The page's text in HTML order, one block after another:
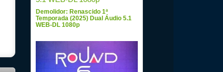
Demolidor: Renascido 1ª
Temporada (2025) Dual Áudio 5.1
WEB-DL 1080p